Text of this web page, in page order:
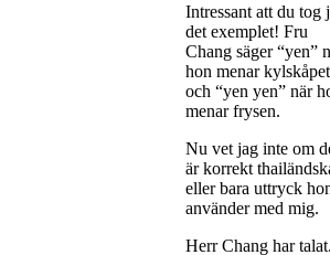
Intressant att du tog
det exemplet! Fru
Chang säger “yen”
hon menar
och “yen yen” när
menar frysen.
Nu vet jag inte om
är korrekt
eller bara uttryck
använder med mig.
Herr Chang har talat.